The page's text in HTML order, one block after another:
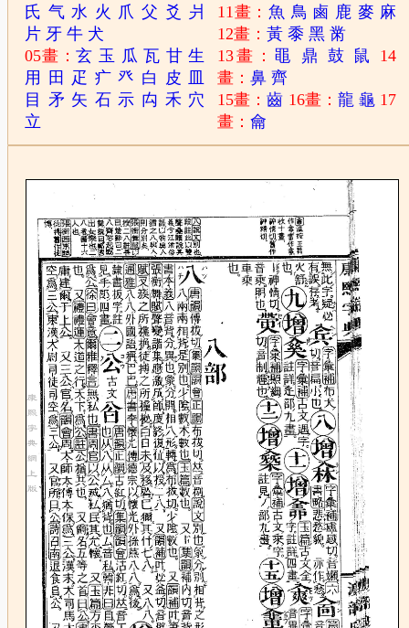
氏 气 水 火 爪 父 爻 爿
片 牙 牛 犬
05畫：玄 玉 瓜 瓦 甘 生
用
田 疋 疒 癶 白 皮
目
矛 矢 石 示 禸 禾 穴
立
11畫：魚 鳥 鹵 鹿 麥 麻
12畫：黃 黍 黑 黹
13畫： 黽 鼎 鼓 鼠
14
畫：鼻 齊
15畫：齒 16畫： 龍 龜 17
畫：龠